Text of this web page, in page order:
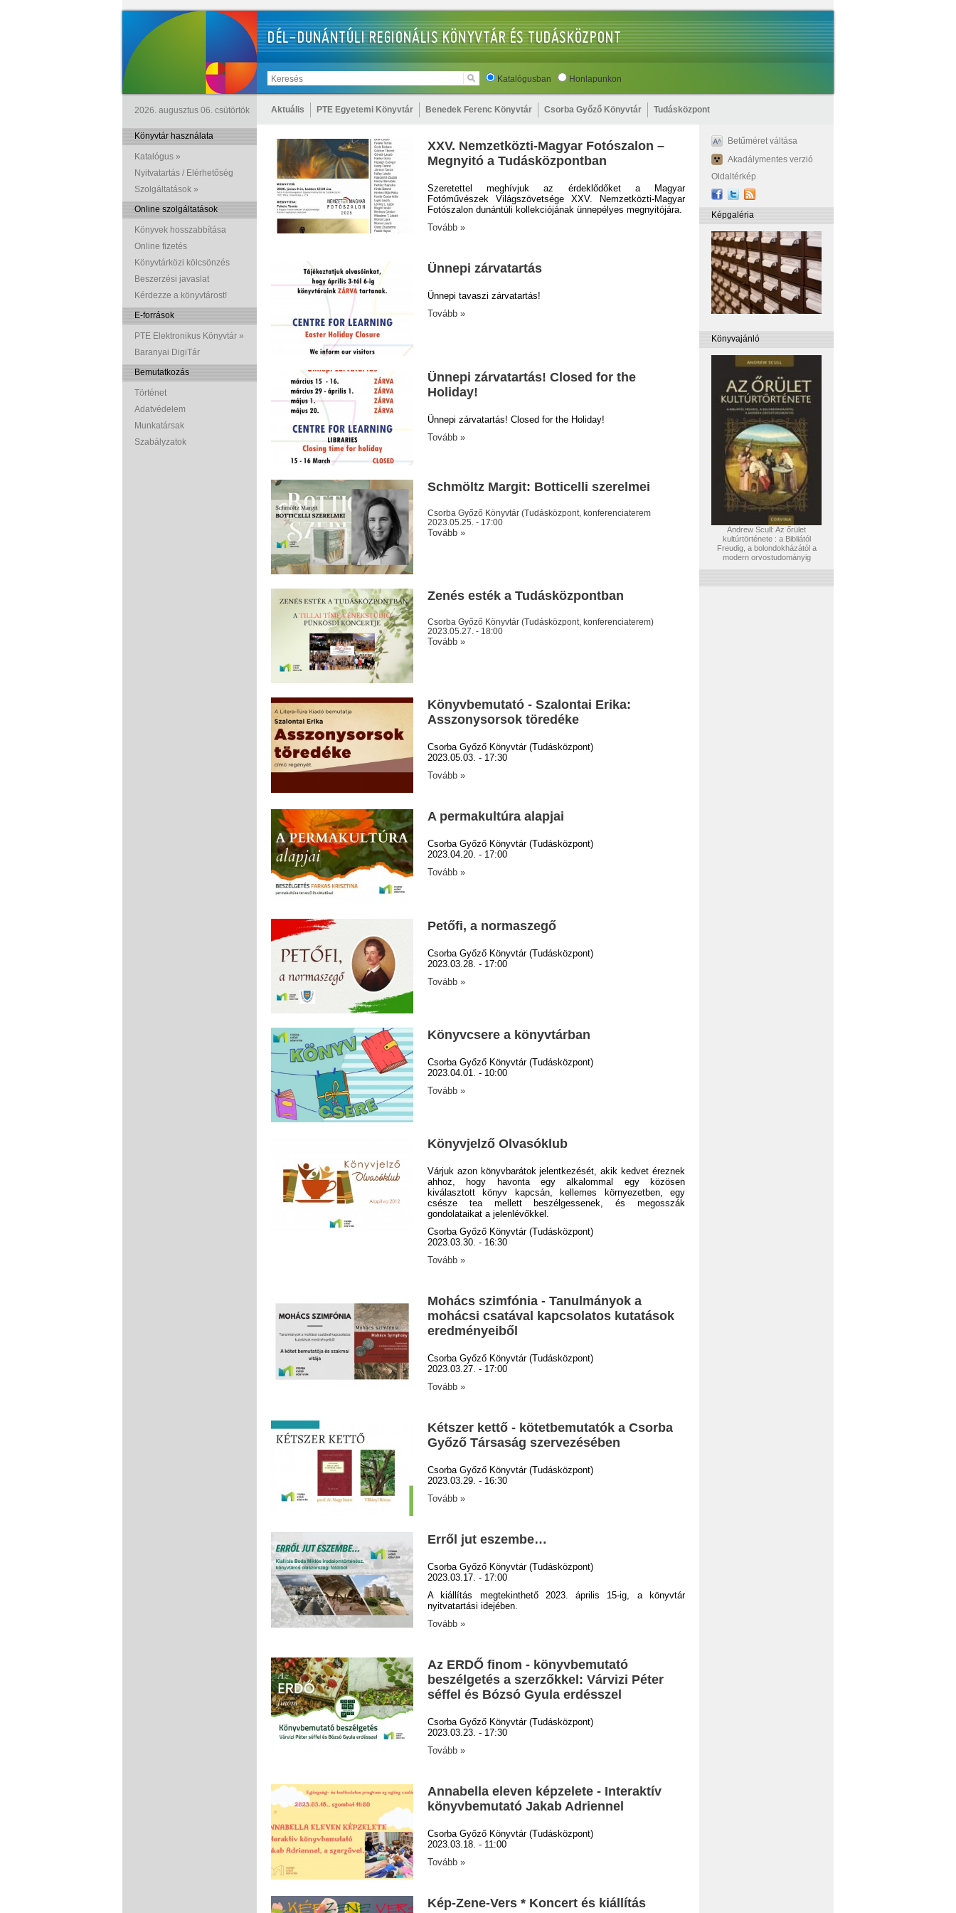
Katalógusban Honlapunkon
2026. augusztus 06. csütörtök Aktuális PTE Egyetemi Könyvtár Benedek Ferenc Könyvtár Csorba Győző Könyvtár Tudásközpont
Könyvtár használata
Katalógus »
Nyitvatartás / Elérhetőség
Szolgáltatások »
Online szolgáltatások
Könyvek hosszabbítása
Online fizetés
Könyvtárközi kölcsönzés
Beszerzési javaslat
Kérdezze a könyvtárost!
E-források
PTE Elektronikus Könyvtár »
Baranyai DigiTár
Bemutatkozás
Történet
Adatvédelem
Munkatársak
Szabályzatok
XXV. Nemzetközti-Magyar Fotószalon –
Megnyitó a Tudásközpontban
Szeretettel meghívjuk az érdeklődőket a Magyar
Fotóművészek Világszövetsége XXV. Nemzetközti-Magyar
Fotószalon dunántúli kollekciójának ünnepélyes megnyitójára.
Tovább »
Ünnepi zárvatartás
Ünnepi tavaszi zárvatartás!
Tovább »
Ünnepi zárvatartás! Closed for the
Holiday!
Ünnepi zárvatartás! Closed for the Holiday!
Tovább »
Schmöltz Margit: Botticelli szerelmei
Csorba Győző Könyvtár (Tudásközpont, konferenciaterem
2023.05.25. - 17:00
Tovább »
Zenés esték a Tudásközpontban
Csorba Győző Könyvtár (Tudásközpont, konferenciaterem)
2023.05.27. - 18:00
Tovább »
Könyvbemutató - Szalontai Erika:
Asszonysorsok töredéke
Csorba Győző Könyvtár (Tudásközpont)
2023.05.03. - 17:30
Tovább »
A permakultúra alapjai
Csorba Győző Könyvtár (Tudásközpont)
2023.04.20. - 17:00
Tovább »
Petőfi, a normaszegő
Csorba Győző Könyvtár (Tudásközpont)
2023.03.28. - 17:00
Tovább »
Könyvcsere a könyvtárban
Csorba Győző Könyvtár (Tudásközpont)
2023.04.01. - 10:00
Tovább »
Könyvjelző Olvasóklub
Várjuk azon könyvbarátok jelentkezését, akik kedvet éreznek
ahhoz, hogy havonta egy alkalommal egy közösen
kiválasztott könyv kapcsán, kellemes környezetben, egy
csésze tea mellett beszélgessenek, és megosszák
gondolataikat a jelenlévőkkel.
Csorba Győző Könyvtár (Tudásközpont)
2023.03.30. - 16:30
Tovább »
Mohács szimfónia - Tanulmányok a
mohácsi csatával kapcsolatos kutatások
eredményeiből
Csorba Győző Könyvtár (Tudásközpont)
2023.03.27. - 17:00
Tovább »
Kétszer kettő - kötetbemutatók a Csorba
Győző Társaság szervezésében
Csorba Győző Könyvtár (Tudásközpont)
2023.03.29. - 16:30
Tovább »
Erről jut eszembe…
Csorba Győző Könyvtár (Tudásközpont)
2023.03.17. - 17:00
A kiállítás megtekinthető 2023. április 15-ig, a könyvtár
nyitvatartási idejében.
Tovább »
Az ERDŐ finom - könyvbemutató
beszélgetés a szerzőkkel: Várvizi Péter
séffel és Bózsó Gyula erdésszel
Csorba Győző Könyvtár (Tudásközpont)
2023.03.23. - 17:30
Tovább »
Annabella eleven képzelete - Interaktív
könyvbemutató Jakab Adriennel
Csorba Győző Könyvtár (Tudásközpont)
2023.03.18. - 11:00
Tovább »
Kép-Zene-Vers * Koncert és kiállítás
Betűméret váltása
Akadálymentes verzió
Oldaltérkép
Képgaléria
Könyvajánló
Andrew Scull: Az őrület
kultúrtörténete : a Bibliától
Freudig, a bolondokházától a
modern orvostudományig